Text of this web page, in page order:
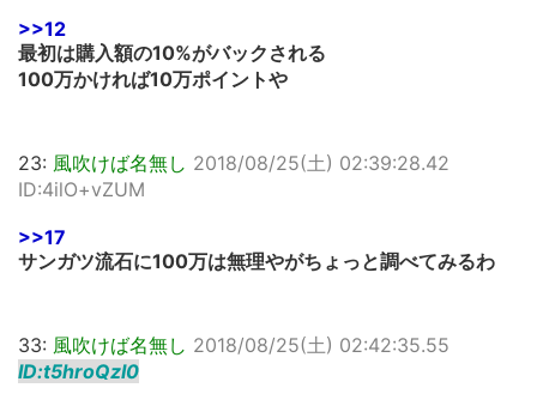
>>12
最初は購入額の10%がバックされる
100万かければ10万ポイントや
23: 風吹けば名無し 2018/08/25(土) 02:39:28.42
ID:4ilO+vZUM
>>17
サンガツ流石に100万は無理やがちょっと調べてみるわ
33: 風吹けば名無し 2018/08/25(土) 02:42:35.55
ID:t5hroQzI0